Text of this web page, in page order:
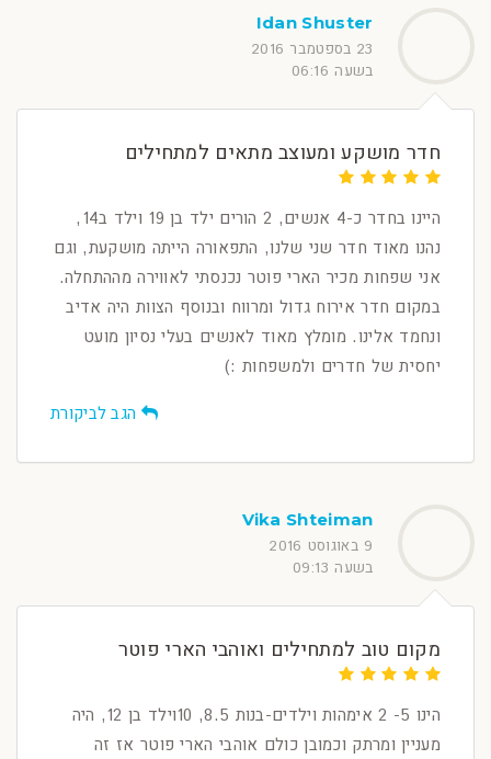
Idan Shuster
23 בספטמבר 2016
בשעה 06:16
חדר מושקע ומעוצב מתאים למתחילים
היינו בחדר כ-4 אנשים, 2 הורים ילד בן 19 וילד ב14,
נהנו מאוד חדר שני שלנו, התפאורה הייתה מושקעת, וגם
אני שפחות מכיר הארי פוטר נכנסתי לאווירה מההתחלה.
במקום חדר אירוח גדול ומרווח ובנוסף הצוות היה אדיב
ונחמד אלינו. מומלץ מאוד לאנשים בעלי נסיון מועט
יחסית של חדרים ולמשפחות :)
הגב לביקורת
Vika Shteiman
9 באוגוסט 2016
בשעה 09:13
מקום טוב למתחילים ואוהבי הארי פוטר
הינו 5- 2 אימהות וילדים-בנות 8.5, 10וילד בן 12, היה
מעניין ומרתק וכמובן כולם אוהבי הארי פוטר אז זה